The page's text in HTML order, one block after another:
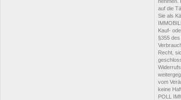
auf die
Sie als
Kauf-
§355
Recht,
vom
keine
POLL